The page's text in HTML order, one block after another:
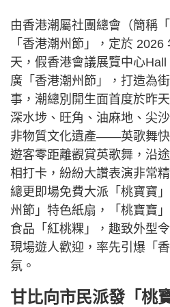
由香港潮屬社團總會（簡稱
「香港潮州節」，定於
天，假香港會議展覽中心
廣「香港潮州節」，打造為
事，潮總別開生面首度於昨
深水埗、旺角、油麻地、尖
非物質文化遺產——英歌舞快
遊客零距離觀賞英歌舞，沿
相打卡，紛紛大讚表演非常
總更即場免費大派「桃寶寶
州節」特色紙扇，「桃寶寶
食品「紅桃粿」，趣致外型
現場遊人歡迎，率先引爆「
氛。
甘比向市民派發「桃